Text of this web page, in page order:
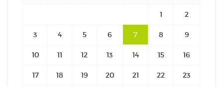
1 2
3 4 5 6 7 8 9
10 11 12 13 14 15 16
17 18 19 20 21 22 23